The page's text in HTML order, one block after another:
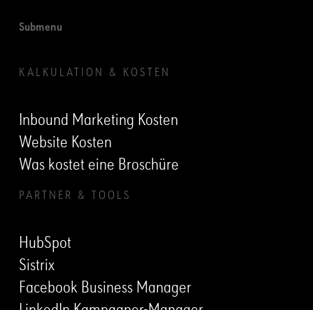
Submenu
KALKULATION & KOSTEN
Inbound Marketing Kosten
Website Kosten
Was kostet eine Broschüre
PARTNER & TOOLS
HubSpot
Sistrix
Facebook Business Manager